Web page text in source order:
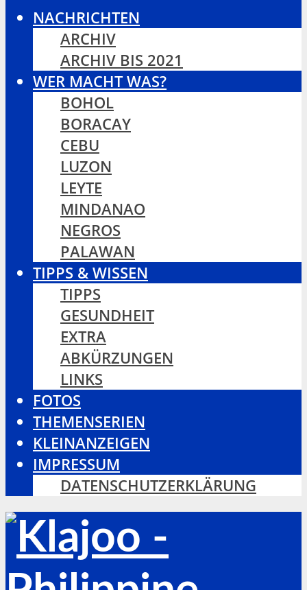
NACHRICHTEN
ARCHIV
ARCHIV BIS 2021
WER MACHT WAS?
BOHOL
BORACAY
CEBU
LUZON
LEYTE
MINDANAO
NEGROS
PALAWAN
TIPPS & WISSEN
TIPPS
GESUNDHEIT
EXTRA
ABKÜRZUNGEN
LINKS
FOTOS
THEMENSERIEN
KLEINANZEIGEN
IMPRESSUM
DATENSCHUTZERKLÄRUNG